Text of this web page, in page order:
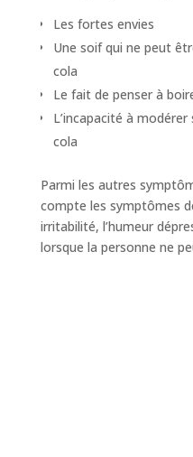
Les fortes envies
Une soif qui ne peut
cola
Le fait de penser à
L’incapacité à
cola
Parmi les autres
compte les symptômes
irritabilité, l’humeur
lorsque la personne ne